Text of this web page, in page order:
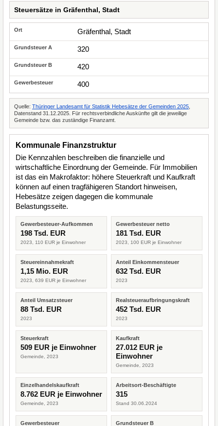
Steuersätze in Gräfenthal, Stadt
Gräfenthal, Stadt
320
420
400
Quelle: Thüringer Landesamt für Statistik Hebesätze der Gemeinden 2025
Datenstand 31.12.2025. Für rechtsverbindliche Auskünfte gilt die jeweilige
Gemeinde bzw. das zuständige Finanzamt.
Kommunale Finanzstruktur
Die Kennzahlen beschreiben die finanzielle und
wirtschaftliche Einordnung der Gemeinde. Für Immobilien
ist das ein Makrofaktor: höhere Steuerkraft und Kaufkraft
können auf einen tragfähigeren Standort hinweisen,
Hebesätze zeigen dagegen die kommunale
Belastungsseite.
Gewerbesteuer-Aufkommen
198 Tsd. EUR
2023, 110 EUR je Einwohner
Gewerbesteuer netto
181 Tsd. EUR
2023, 100 EUR je Einwohner
Steuereinnahmekraft
1,15 Mio. EUR
2023, 639 EUR je Einwohner
Anteil Einkommensteuer
632 Tsd. EUR
2023
Anteil Umsatzsteuer
88 Tsd. EUR
2023
Realsteueraufbringungskraft
452 Tsd. EUR
2023
Steuerkraft
509 EUR je Einwohner
Gemeinde, 2023
Kaufkraft
27.012 EUR je
Einwohner
Gemeinde, 2023
Einzelhandelskaufkraft
8.762 EUR je Einwohner
Gemeinde, 2023
Arbeitsort-Beschäftigte
315
Stand 30.06.2024
Gewerbesteuer Grundsteuer B